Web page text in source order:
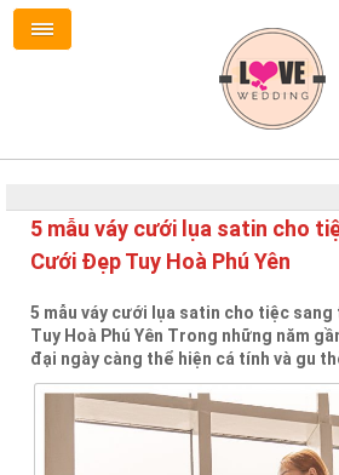
5 mẫu váy cưới lụa satin cho
Cưới Đẹp Tuy Hoà Phú Yên
5 mẫu váy cưới lụa satin cho tiệc
Tuy Hoà Phú Yên Trong những năm
đại ngày càng thể hiện cá tính và gu